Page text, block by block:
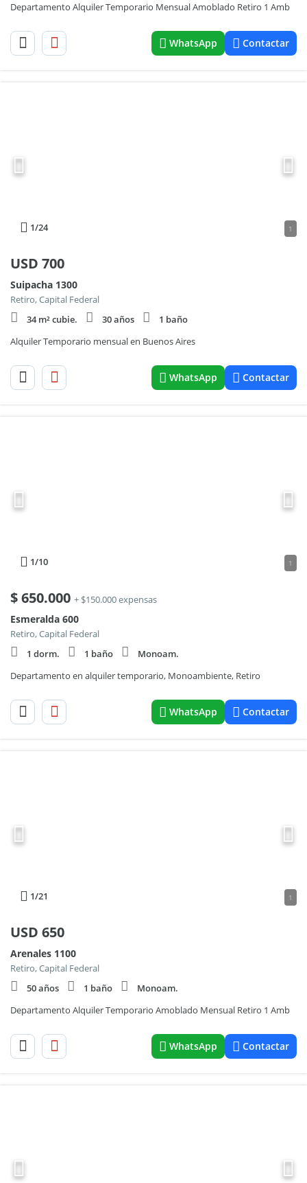
Departamento Alquiler Temporario Mensual Amoblado Retiro 1 Amb
WhatsApp Contactar
1/24 1
USD 700
Suipacha 1300
Retiro, Capital Federal
34 m² cubie.
30 años
1 baño
Alquiler Temporario mensual en Buenos Aires
WhatsApp Contactar
1/10 1
$650.000 + $150.000 expensas
Esmeralda 600
Retiro, Capital Federal
1 dorm.
1 baño
Monoam.
Departamento en alquiler temporario, Monoambiente, Retiro
WhatsApp Contactar
1/21 1
USD 650
Arenales 1100
Retiro, Capital Federal
50 años
1 baño
Monoam.
Departamento Alquiler Temporario Amoblado Mensual Retiro 1 Amb
WhatsApp Contactar